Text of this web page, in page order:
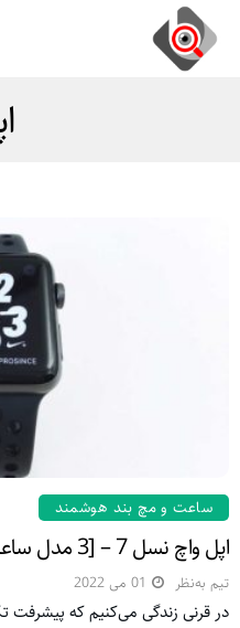
ساعت و مچ بند هوشمند
اپل واچ نسل 7 – [3 مدل ساعت هوشمند اپل سری 7]
تیم به‌نظر 01 می 2022
در قرنی زندگی می‌کنیم که پیشرفت